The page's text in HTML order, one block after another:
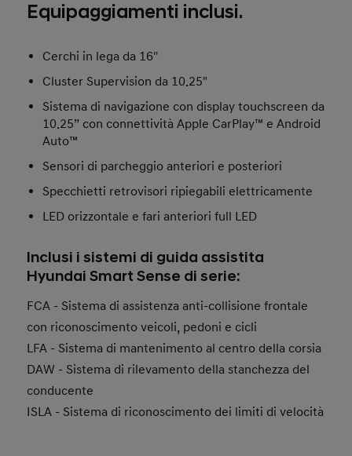
Equipaggiamenti inclusi.
Cerchi in lega da 16''
Cluster Supervision da 10.25"
Sistema di navigazione con display touchscreen da
10.25” con connettività Apple CarPlay™ e Android
Auto™
Sensori di parcheggio anteriori e posteriori
Specchietti retrovisori ripiegabili elettricamente
LED orizzontale e fari anteriori full LED
Inclusi i sistemi di guida assistita
Hyundai Smart Sense di serie:
FCA - Sistema di assistenza anti-collisione frontale
con riconoscimento veicoli, pedoni e cicli
LFA - Sistema di mantenimento al centro della corsia
DAW - Sistema di rilevamento della stanchezza del
conducente
ISLA - Sistema di riconoscimento dei limiti di velocità